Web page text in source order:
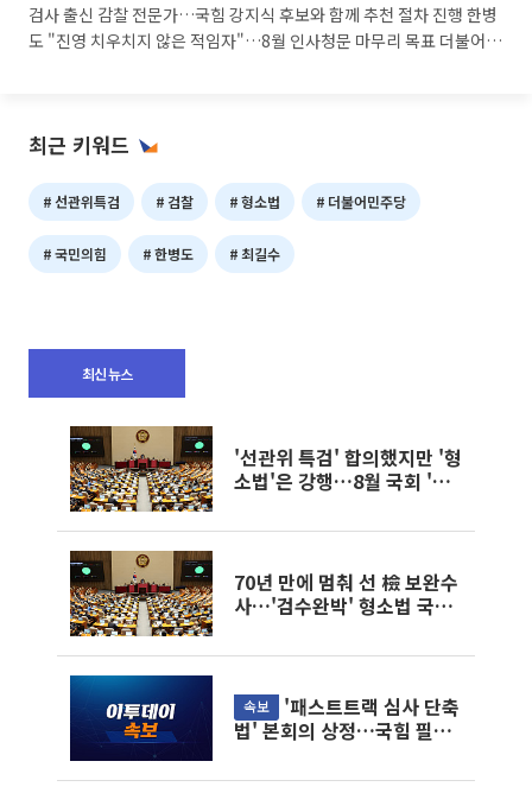
검사 출신 감찰 전문가…국힘 강지식 후보와 함께 추천 절차 진행 한병
도 "진영 치우치지 않은 적임자"…8월 인사청문 마무리 목표 더불어민
이어진 특별감찰관 공백이 해소될지 주목된다. 한병도 민주당 원내대
장, 대구지검 안동지청장을 역임했고 서울고검 감찰부에서 근
최근 키워드
선관위특검 검찰 형소법 더불어민주당
국민의힘 한병도 최길수
최신 뉴스
'선관위 특검' 합의했지만 '형
소법'은 강행…8월 국회 '입
70년 만에 멈춰 선 檢 보완수
사…'검수완박' 형소법 국회
속보
'패스트트랙 심사 단축
법' 본회의 상정…국힘 필버